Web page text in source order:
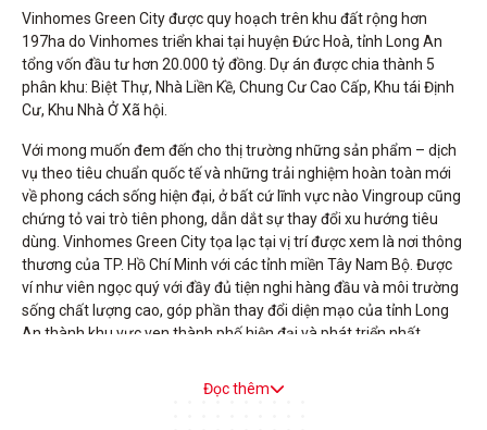
Vinhomes Green City được quy hoạch trên khu đất rộng hơn
197ha do Vinhomes triển khai tại huyện Đức Hoà, tỉnh Long An
tổng vốn đầu tư hơn 20.000 tỷ đồng. Dự án được chia thành 5
phân khu: Biệt Thự, Nhà Liền Kề, Chung Cư Cao Cấp, Khu tái Định
Cư, Khu Nhà Ở Xã hội.
Với mong muốn đem đến cho thị trường những sản phẩm – dịch
vụ theo tiêu chuẩn quốc tế và những trải nghiệm hoàn toàn mới
về phong cách sống hiện đại, ở bất cứ lĩnh vực nào Vingroup cũng
chứng tỏ vai trò tiên phong, dẫn dắt sự thay đổi xu hướng tiêu
dùng. Vinhomes Green City tọa lạc tại vị trí được xem là nơi thông
thương của TP. Hồ Chí Minh với các tỉnh miền Tây Nam Bộ. Được
ví như viên ngọc quý với đầy đủ tiện nghi hàng đầu và môi trường
sống chất lượng cao, góp phần thay đổi diện mạo của tỉnh Long
An thành khu vực ven thành phố hiện đại và phát triển nhất
Đọc thêm